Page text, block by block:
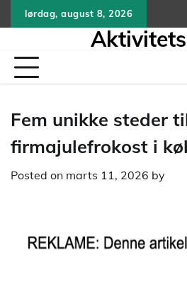
to
lørdag, august 8, 2026
Fem unikke steder
firmajulefrokost i
Posted on marts 11, 2026 by